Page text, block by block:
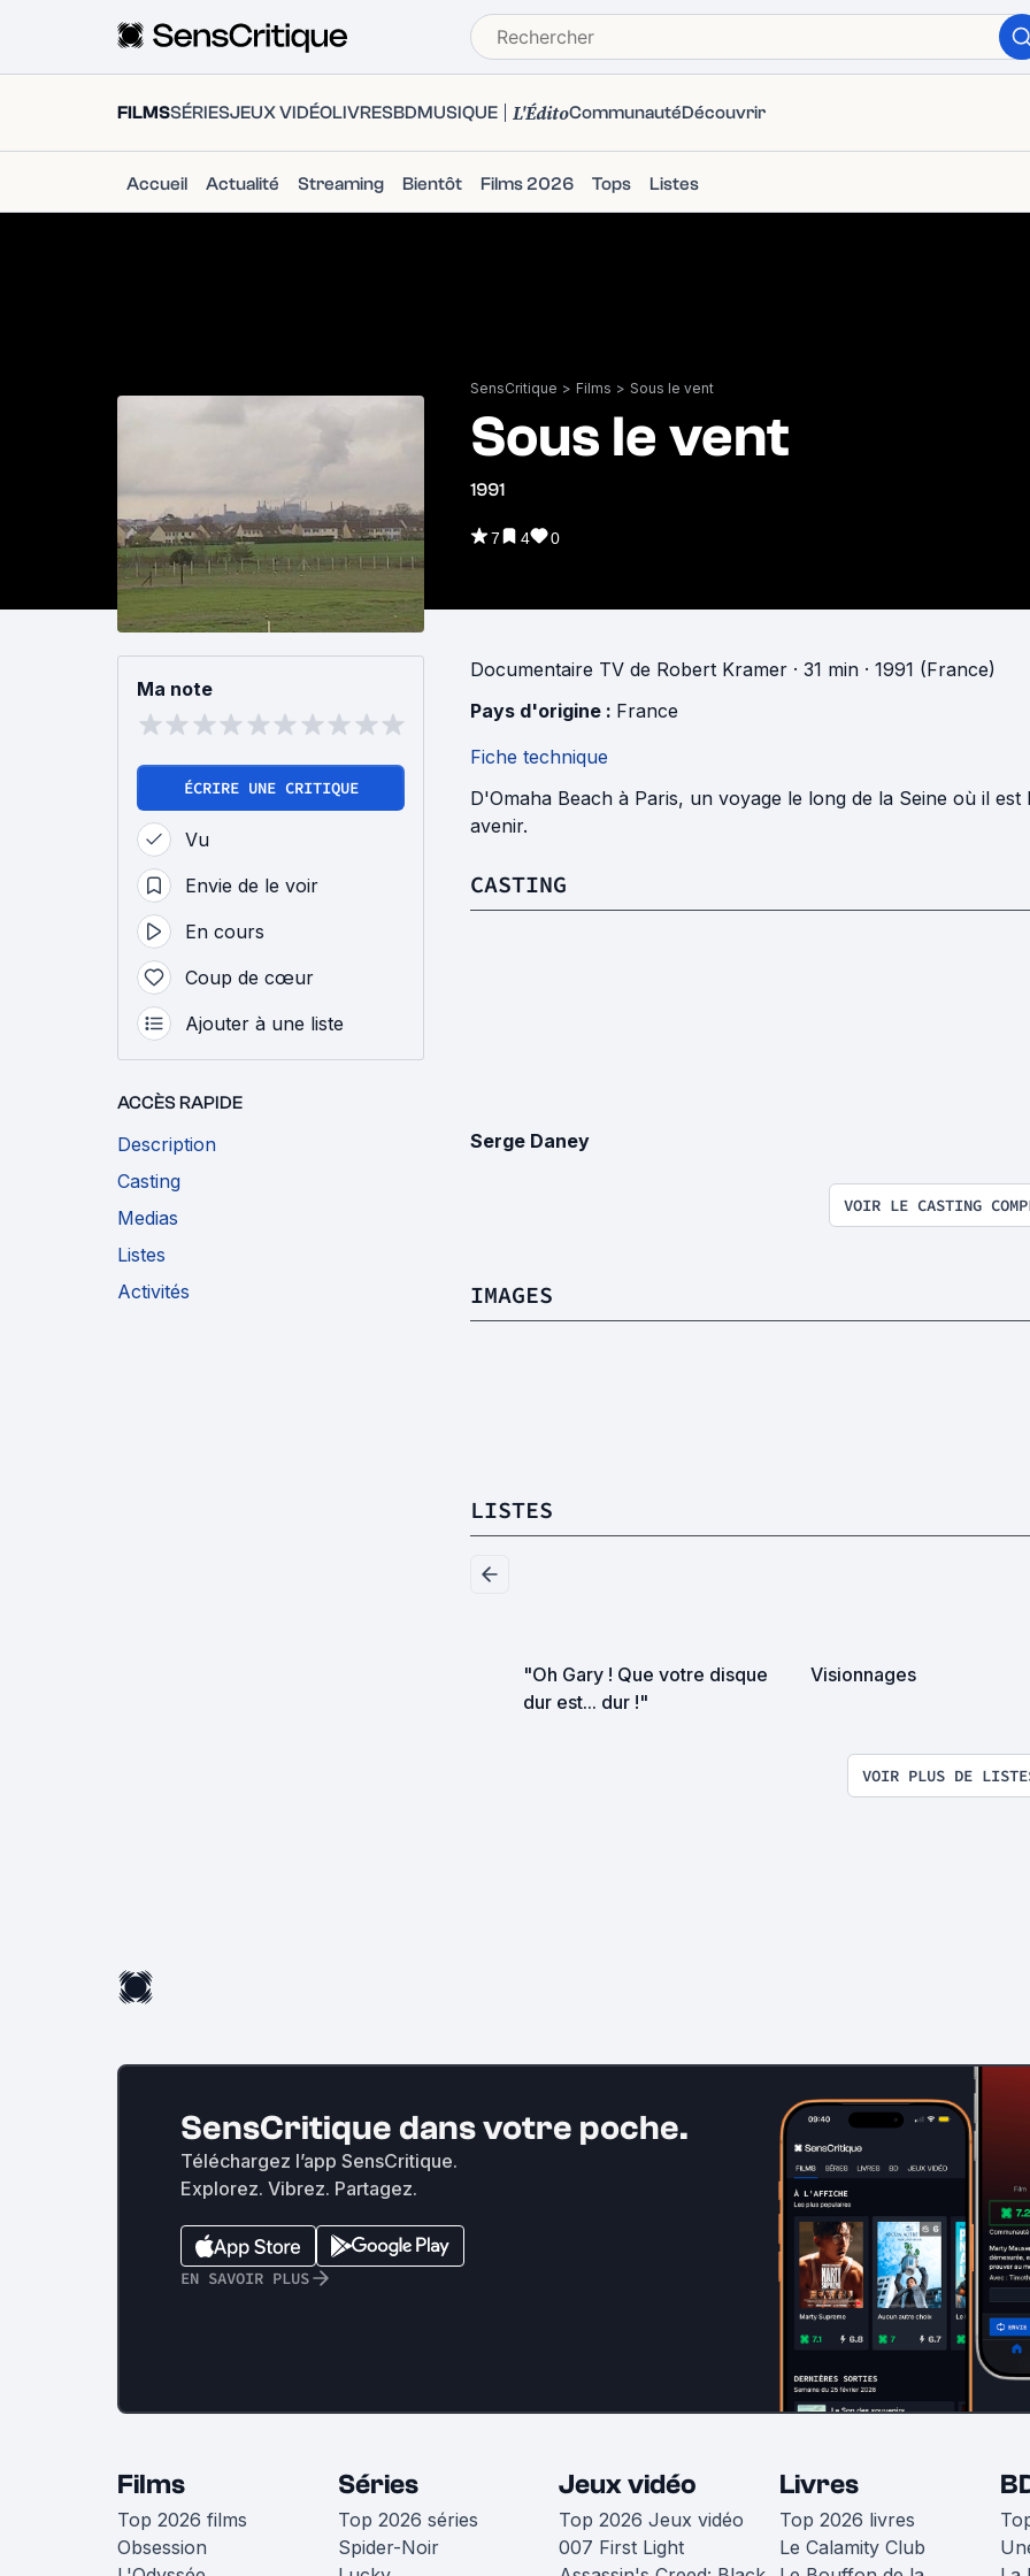
FILMSSÉRIESJEUX VIDÉOLIVRESBDMUSIQUE L'ÉditoCommunautéDécouvrir
Accueil Actualité Streaming Bientôt Films 2026 Tops Listes
SensCritique > Films > Sous le vent
Sous le vent
1991
7 4 0
Ma note
ÉCRIRE UNE CRITIQUE
Vu
Envie de le voir
En cours
Coup de cœur
Ajouter à une liste
ACCÈS RAPIDE
Description
Casting
Medias
Listes
Activités
Documentaire TV de Robert Kramer · 31 min · 1991 (France)
Pays d'origine : France
Fiche technique
D'Omaha Beach à Paris, un voyage le long de la Seine où il
avenir.
CASTING
Serge Daney
VOIR LE CASTING
IMAGES
LISTES
"Oh Gary ! Que votre disque
dur est... dur !"
Visionnages
VOIR PLUS DE
SensCritique dans votre poche.
Téléchargez l’app SensCritique.
Explorez. Vibrez. Partagez.
EN SAVOIR PLUS
Films
Top 2026 films
Obsession
Séries
Top 2026 séries
Spider-Noir
Jeux vidéo
Top 2026 Jeux vidéo
007 First Light
Livres
Top 2026 livres
Le Calamity Club